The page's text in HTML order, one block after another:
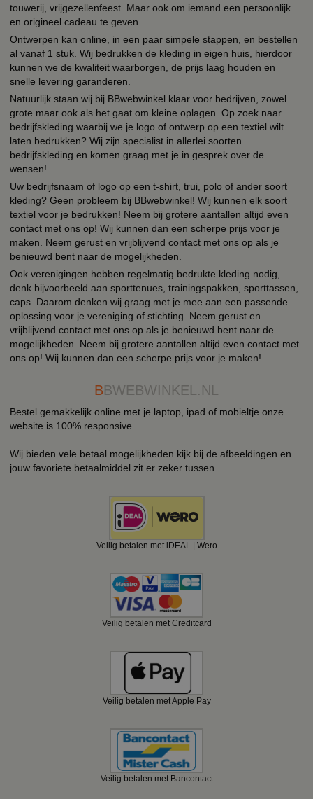
touwerij, vrijgezellenfeest. Maar ook om iemand een persoonlijk
en origineel cadeau te geven.
Ontwerpen kan online, in een paar simpele stappen, en bestellen
al vanaf 1 stuk. Wij bedrukken de kleding in eigen huis, hierdoor
kunnen we de kwaliteit waarborgen, de prijs laag houden en
snelle levering garanderen.
Natuurlijk staan wij bij BBwebwinkel klaar voor bedrijven, zowel
grote maar ook als het gaat om kleine oplagen. Op zoek naar
bedrijfskleding waarbij we je logo of ontwerp op een textiel wilt
laten bedrukken? Wij zijn specialist in allerlei soorten
bedrijfskleding en komen graag met je in gesprek over de
wensen!
Uw bedrijfsnaam of logo op een t-shirt, trui, polo of ander soort
kleding? Geen probleem bij BBwebwinkel! Wij kunnen elk soort
textiel voor je bedrukken! Neem bij grotere aantallen altijd even
contact met ons op! Wij kunnen dan een scherpe prijs voor je
maken. Neem gerust en vrijblijvend contact met ons op als je
benieuwd bent naar de mogelijkheden.
Ook verenigingen hebben regelmatig bedrukte kleding nodig,
denk bijvoorbeeld aan sporttenues, trainingspakken, sporttassen,
caps. Daarom denken wij graag met je mee aan een passende
oplossing voor je vereniging of stichting. Neem gerust en
vrijblijvend contact met ons op als je benieuwd bent naar de
mogelijkheden. Neem bij grotere aantallen altijd even contact met
ons op! Wij kunnen dan een scherpe prijs voor je maken!
BBWEBWINKEL.NL
Bestel gemakkelijk online met je laptop, ipad of mobieltje onze
website is 100% responsive.
Wij bieden vele betaal mogelijkheden kijk bij de afbeeldingen en
jouw favoriete betaalmiddel zit er zeker tussen.
Veilig betalen met iDEAL | Wero
Veilig betalen met Creditcard
Veilig betalen met Apple Pay
Veilig betalen met Bancontact